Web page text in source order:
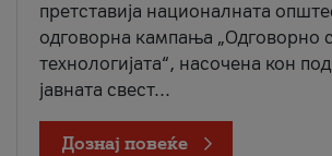
претставија националната
одговорна кампања „Одговорно
технологијата“, насочена кон
јавната свест...
Дознај повеќе